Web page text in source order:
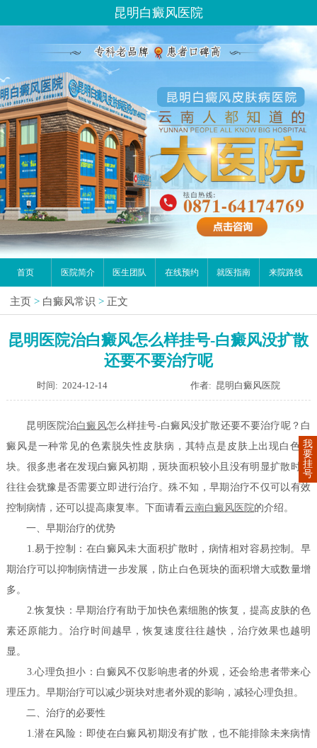
昆明白癜风医院
首页 医院简介 医生团队 在线预约 就医指南 来院路线
主页 > 白癜风常识 > 正文
昆明医院治白癜风怎么样挂号-白癜风没扩散
还要不要治疗呢
时间: 2024-12-14 作者: 昆明白癜风医院
昆明医院治白癜风怎么样挂号-白癜风没扩散还要不要治疗呢？白
癜风是一种常见的色素脱失性皮肤病，其特点是皮肤上出现白色斑
块。很多患者在发现白癜风初期，斑块面积较小且没有明显扩散时，
往往会犹豫是否需要立即进行治疗。殊不知，早期治疗不仅可以有效
控制病情，还可以提高康复率。下面请看云南白癜风医院的介绍。
一、早期治疗的优势
1.易于控制：在白癜风未大面积扩散时，病情相对容易控制。早
期治疗可以抑制病情进一步发展，防止白色斑块的面积增大或数量增
多。
2.恢复快：早期治疗有助于加快色素细胞的恢复，提高皮肤的色
素还原能力。治疗时间越早，恢复速度往往越快，治疗效果也越明
显。
3.心理负担小：白癜风不仅影响患者的外观，还会给患者带来心
理压力。早期治疗可以减少斑块对患者外观的影响，减轻心理负担。
二、治疗的必要性
1.潜在风险：即使在白癜风初期没有扩散，也不能排除未来病情
我
要
挂
号